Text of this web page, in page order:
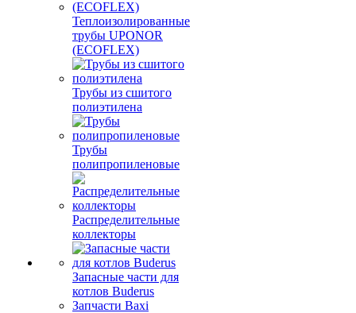
Теплоизолированные
трубы UPONOR
(ECOFLEX)
Трубы из сшитого
полиэтилена
Трубы
полипропиленовые
Распределительные
коллекторы
Запасные части для
котлов Buderus
Запчасти Baxi